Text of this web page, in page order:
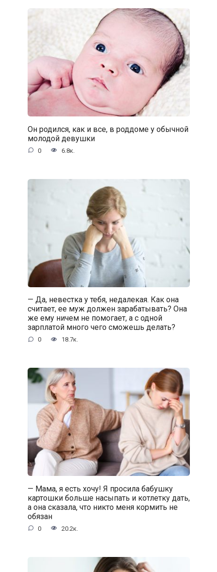
Он родился, как и все, в роддоме у обычной
молодой девушки
0 6.8к.
— Да, невестка у тебя, недалекая. Как она
считает, ее муж должен зарабатывать? Она
же ему ничем не помогает, а с одной
зарплатой много чего сможешь делать?
0 18.7к.
— Мама, я есть хочу! Я просила бабушку
картошки больше насыпать и котлетку дать,
а она сказала, что никто меня кормить не
обязан
0 20.2к.